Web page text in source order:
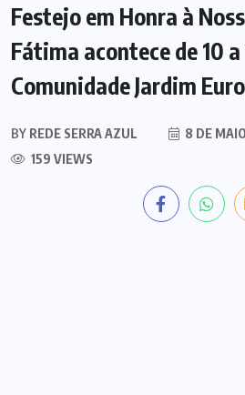
Festejo em Honra à
Fátima acontece de 10
Comunidade Jardim
BY REDE SERRA AZUL
8 DE
159 VIEWS